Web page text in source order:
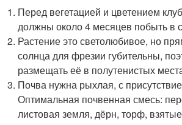
Перед вегетацией и цветением
должны около 4 месяцев побыть в
Растение это светолюбивое, но
солнца для фрезии губительны,
размещать её в полутенистых
Почва нужна рыхлая, с
Оптимальная почвенная смесь:
листовая земля, дёрн, торф,